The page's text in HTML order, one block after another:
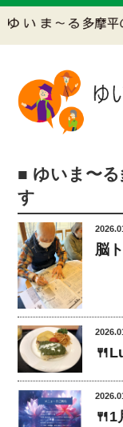
■ ゆいま〜
す
脳
🍴1